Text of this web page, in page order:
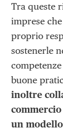
Tra queste
imprese
proprio
sostenerle
buone
inoltre
commercio
un